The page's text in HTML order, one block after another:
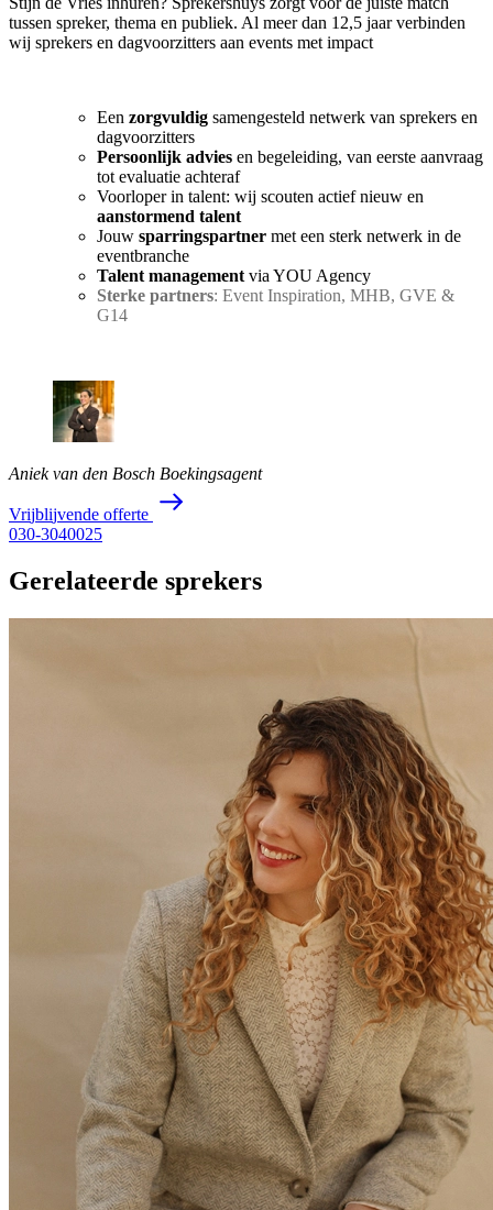
tussen spreker, thema en publiek. Al meer dan 12,5 jaar verbinden
wij sprekers en dagvoorzitters aan events met impact
Een zorgvuldig samengesteld netwerk van sprekers en
dagvoorzitters
Persoonlijk advies en begeleiding, van eerste aanvraag
tot evaluatie achteraf
Voorloper in talent: wij scouten actief nieuw en
aanstormend talent
Jouw sparringspartner met een sterk netwerk in de
eventbranche
Talent management via YOU Agency
Sterke partners: Event Inspiration, MHB, GVE &
G14
Aniek van den Bosch Boekingsagent
Vrijblijvende offerte
030-3040025
Gerelateerde sprekers